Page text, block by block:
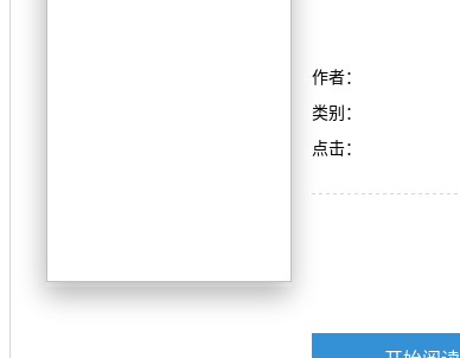
作者：
类别：
点击：